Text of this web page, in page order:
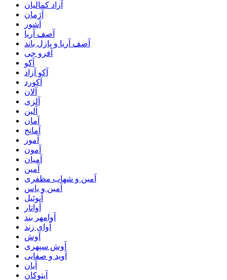
آزاد کمالیان
آژمان
آشور
آصف آریا
آصف آریا و پازل باند
آفرو جی
آکو
آکو آزاد
آکورد
آلان
آلزی
آلین
آمان
آمانج
آمور
آمون
آمیان
آمین
آمین و شهاب مظفری
آمین و یاس
آنوئیل
آواتار
آوامهر بند
آوای زند
آوش
آوش سپهری
آوید و صفایی
آیان
آیتوکان